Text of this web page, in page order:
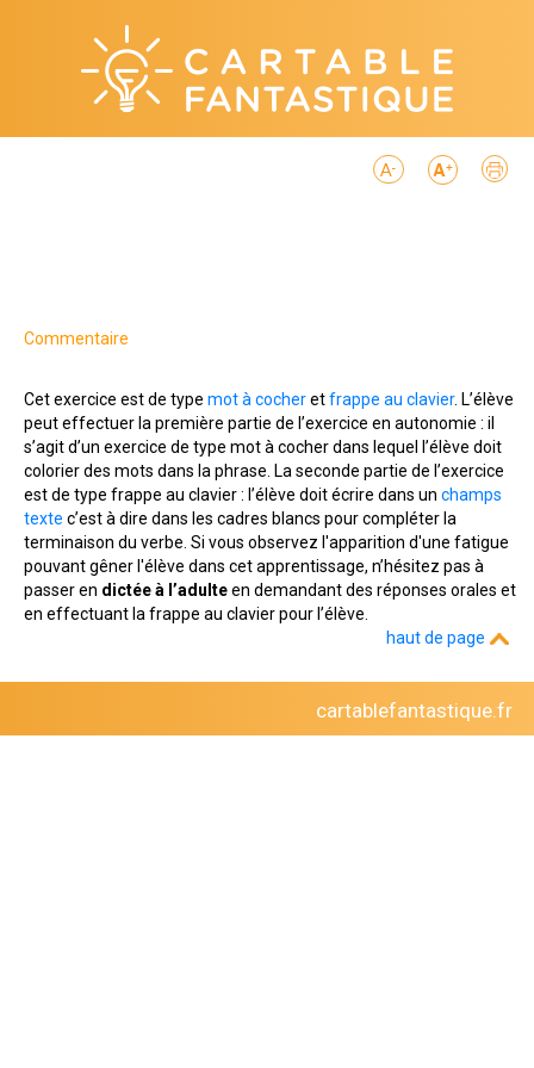
Commentaire
Cet exercice est de type mot à cocheretfrappe au clavier. L’élève
peut effectuer la première partie de l’exercice en autonomie : il
s’agit d’un exercice de type mot à cocher dans lequel l’élève doit
colorier des mots dans la phrase. La seconde partie de l’exercice
est de type frappe au clavier : l’élève doit écrire dans un champs
texte c’est à dire dans les cadres blancs pour compléter la
terminaison du verbe. Si vous observez l'apparition d'une fatigue
pouvant gêner l'élève dans cet apprentissage, n’hésitez pas à
passer en dictée à l’adulteen demandant des réponses orales et
en effectuant la frappe au clavier pour l’élève.
haut de page
cartablefantastique.fr